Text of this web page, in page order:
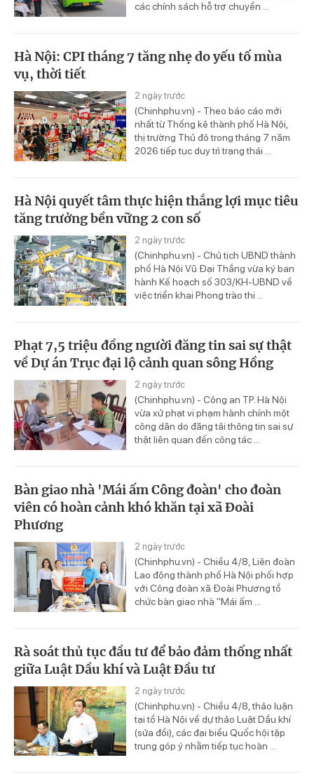
các chính sách hỗ trợ chuyển ...
Hà Nội: CPI tháng 7 tăng nhẹ do yếu tố mùa
vụ, thời tiết
2 ngày trước
(Chinhphu.vn) - Theo báo cáo mới
nhất từ Thống kê thành phố Hà Nội,
thị trường Thủ đô trong tháng 7 năm
2026 tiếp tục duy trì trạng thái ...
Hà Nội quyết tâm thực hiện thắng lợi mục tiêu
tăng trưởng bền vững 2 con số
2 ngày trước
(Chinhphu.vn) - Chủ tịch UBND thành
phố Hà Nội Vũ Đại Thắng vừa ký ban
hành Kế hoạch số 303/KH-UBND về
việc triển khai Phong trào thi ...
Phạt 7,5 triệu đồng người đăng tin sai sự thật
về Dự án Trục đại lộ cảnh quan sông Hồng
2 ngày trước
(Chinhphu.vn) - Công an TP. Hà Nội
vừa xử phạt vi phạm hành chính một
công dân do đăng tải thông tin sai sự
thật liên quan đến công tác ...
Bàn giao nhà 'Mái ấm Công đoàn' cho đoàn
viên có hoàn cảnh khó khăn tại xã Đoài
Phương
2 ngày trước
(Chinhphu.vn) - Chiều 4/8, Liên đoàn
Lao động thành phố Hà Nội phối hợp
với Công đoàn xã Đoài Phương tổ
chức bàn giao nhà "Mái ấm ...
Rà soát thủ tục đầu tư để bảo đảm thống nhất
giữa Luật Dầu khí và Luật Đầu tư
2 ngày trước
(Chinhphu.vn) - Chiều 4/8, thảo luận
tại tổ Hà Nội về dự thảo Luật Dầu khí
(sửa đổi), các đại biểu Quốc hội tập
trung góp ý nhằm tiếp tục hoàn ...